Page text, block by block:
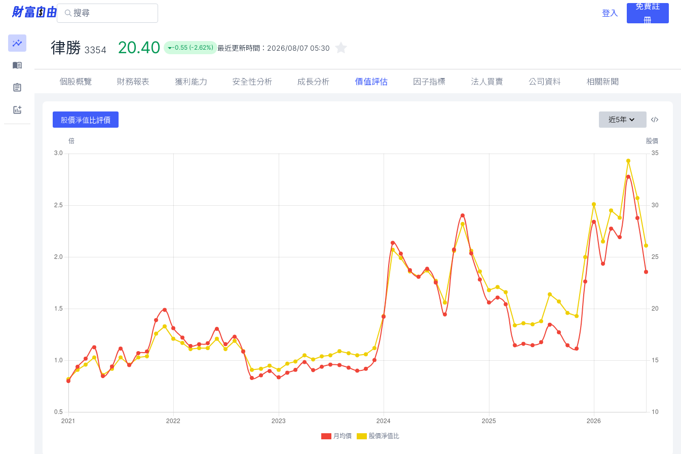
登入
免費註
冊
律勝 3354 20.40 -0.55 (-2.62%) 最近更新時間： 2026/08/07 05:30
個股概覽 財務報表 獲利能力 安全性分析 成長分析 價值評估 因子指標 法人買賣 公司資料 相關新聞
股價淨值比評價 近5年
月均價 股價淨值比